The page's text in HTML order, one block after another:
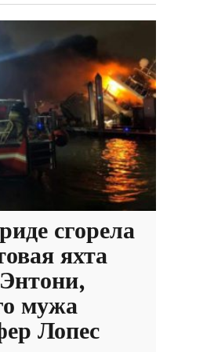
сгорела
яхта
мужа
Лопес